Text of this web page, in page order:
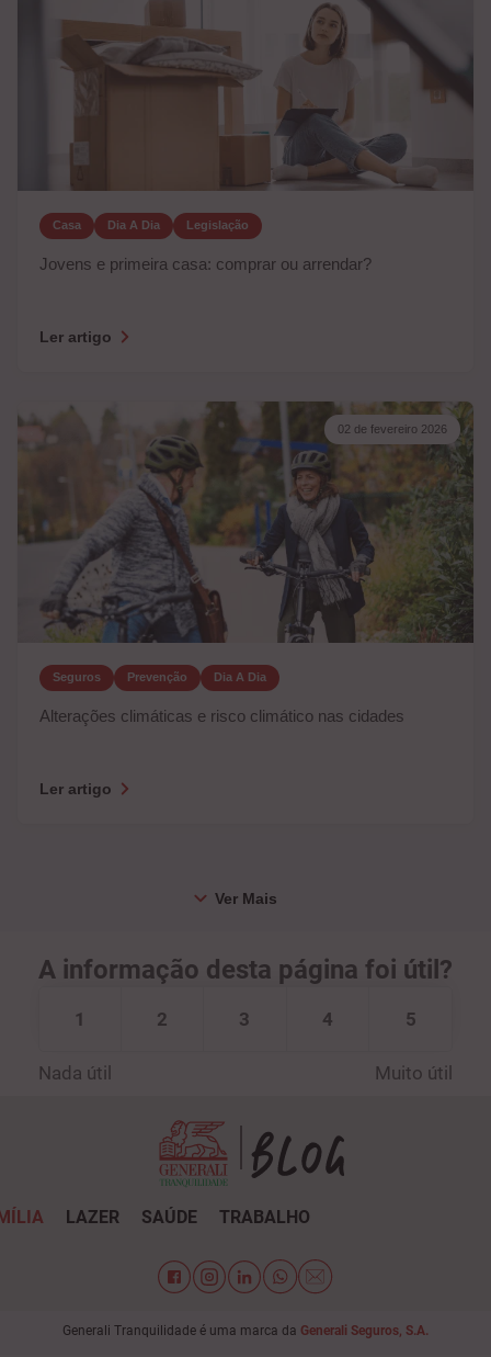
Casa Dia A Dia Legislação
Jovens e primeira casa: comprar ou arrendar?
Ler artigo
02 de fevereiro 2026
Seguros Prevenção Dia A Dia
Alterações climáticas e risco climático nas cidades
Ler artigo
A informação desta página foi útil?
Nada útil
1 2 3 4 5
Muito útil
LAZER SAÚDE TRABALHO
Generali Tranquilidade é uma marca da Generali Seguros, S.A.